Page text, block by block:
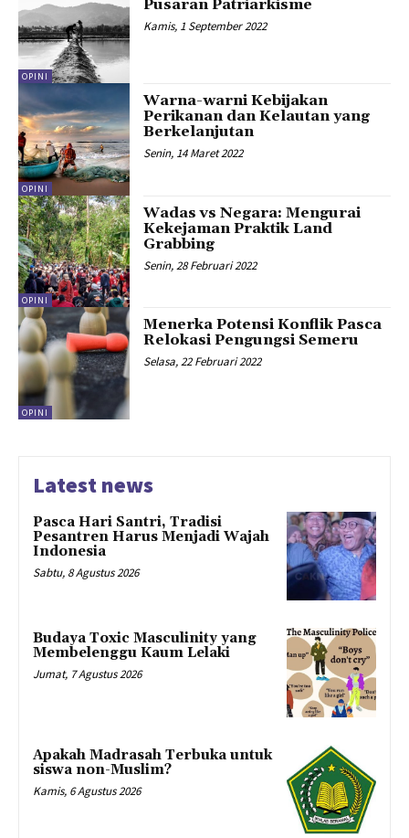
OPINI
Pusaran Patriarkisme
Kamis, 1 September 2022
OPINI
Warna-warni Kebijakan
Perikanan dan Kelautan yang
Berkelanjutan
Senin, 14 Maret 2022
OPINI
Wadas vs Negara: Mengurai
Kekejaman Praktik Land
Grabbing
Senin, 28 Februari 2022
OPINI
Menerka Potensi Konflik Pasca
Relokasi Pengungsi Semeru
Selasa, 22 Februari 2022
Latest news
Pasca Hari Santri, Tradisi
Pesantren Harus Menjadi Wajah
Indonesia
Sabtu, 8 Agustus 2026
Budaya Toxic Masculinity yang
Membelenggu Kaum Lelaki
Jumat, 7 Agustus 2026
Apakah Madrasah Terbuka untuk
siswa non-Muslim?
Kamis, 6 Agustus 2026